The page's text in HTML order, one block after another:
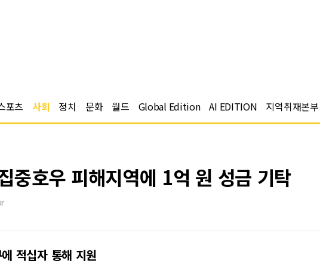
포츠 사회 정치 문화 월드 Global Edition AI EDITION 지역취재본부
중호우 피해지역에 1억 원 성금 기탁
적십자 통해 지원